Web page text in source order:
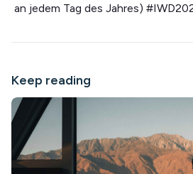
an jedem Tag des Jahres)
Keep reading